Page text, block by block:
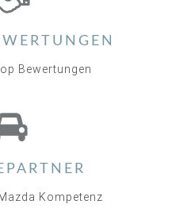
Bewertungen
Kompetenz